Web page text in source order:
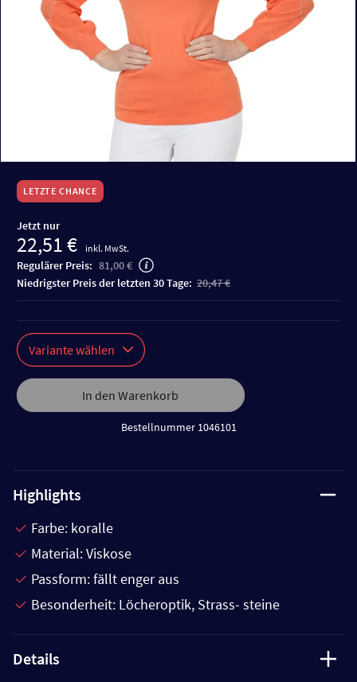
LETZTE CHANCE
Jetzt nur
22,51 € inkl. MwSt.
Regulärer Preis: 81,00 €
niedrigster Preis der letzten 30 Tage: 20,47 €
Variante wählen
In den Warenkorb
Bestellnummer 1046101
Highlights
Farbe: koralle
Material: Viskose
Passform: fällt enger aus
Besonderheit: Löcheroptik, Strass- steine
Details